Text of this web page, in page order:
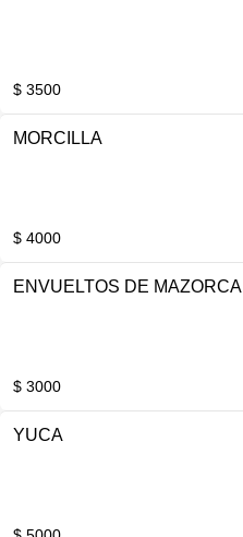
$ 3500
MORCILLA
$ 4000
ENVUELTOS DE MAZORCA
$ 3000
YUCA